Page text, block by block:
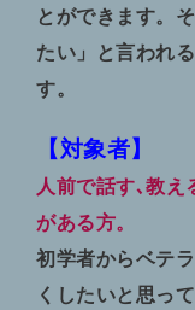
とができます。
たい」と言われ
す。
【対象者】
人前で話す､教
がある方。
初学者からベテラ
くしたいと思っ